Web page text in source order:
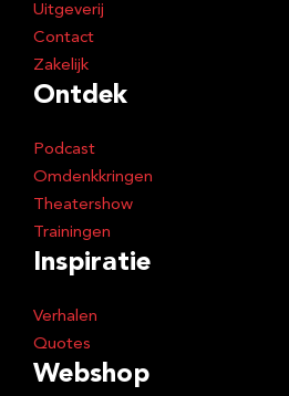
Uitgeverij
Contact
Zakelijk
Ontdek
Podcast
Omdenkkringen
Theatershow
Trainingen
Inspiratie
Verhalen
Quotes
Webshop